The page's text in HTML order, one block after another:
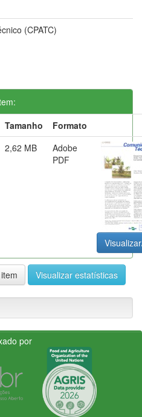
(CPATC)
Tamanho
Formato
2,62 MB
Adobe
PDF
Visualizar estatísticas
por